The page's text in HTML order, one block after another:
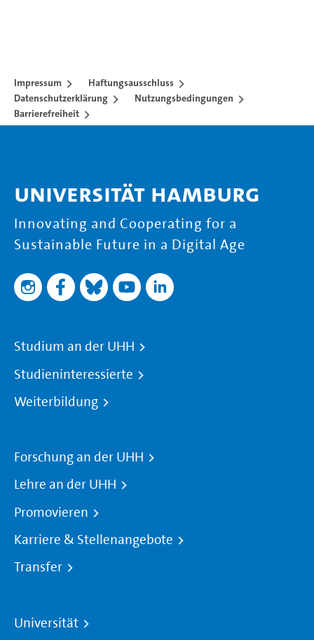
Impressum
Haftungsausschluss
Datenschutzerklärung
Nutzungsbedingungen
Barrierefreiheit
Universität Hamburg
Innovating and Cooperating for a
Sustainable Future in a Digital Age
Studium an der UHH
Studieninteressierte
Weiterbildung
Forschung an der UHH
Lehre an der UHH
Promovieren
Karriere & Stellenangebote
Transfer
Universität